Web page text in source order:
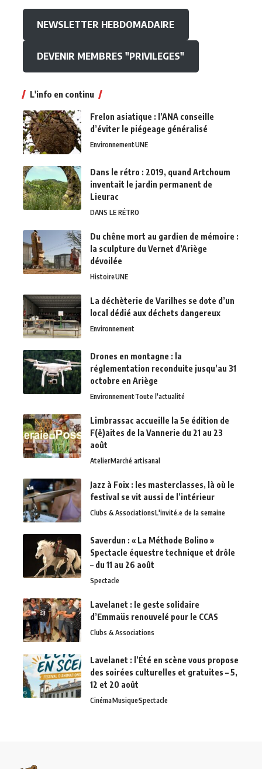
NEWSLETTER HEBDOMADAIRE
DEVENIR MEMBRES "PRIVILEGES"
L'info en continu
Frelon asiatique : l’ANA conseille
d’éviter le piégeage généralisé
EnvironnementUNE
Dans le rétro : 2019, quand Artchoum
inventait le jardin permanent de
Lieurac
DANS LE RÉTRO
Du chêne mort au gardien de mémoire :
la sculpture du Vernet d’Ariège
dévoilée
HistoireUNE
La déchèterie de Varilhes se dote d’un
local dédié aux déchets dangereux
Environnement
Drones en montagne : la
réglementation reconduite jusqu’au 31
octobre en Ariège
EnvironnementToute l'actualité
Limbrassac accueille la 5e édition de
F(ê)aites de la Vannerie du 21 au 23
août
AtelierMarché artisanal
Jazz à Foix : les masterclasses, là où le
festival se vit aussi de l’intérieur
Clubs & AssociationsL'invité.e de la semaine
Saverdun : « La Méthode Bolino »
Spectacle équestre technique et drôle
– du 11 au 26 août
Spectacle
Lavelanet : le geste solidaire
d’Emmaüs renouvelé pour le CCAS
Clubs & Associations
Lavelanet : l’Été en scène vous propose
des soirées culturelles et gratuites – 5,
12 et 20 août
CinémaMusiqueSpectacle